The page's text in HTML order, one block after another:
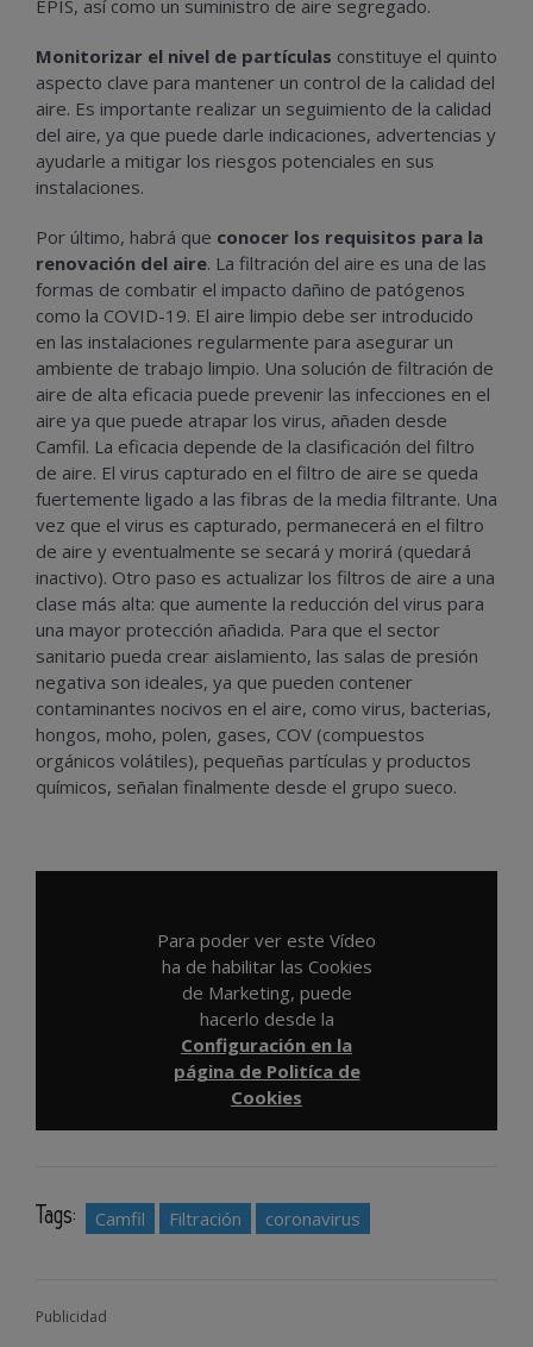
EPIS, así como un suministro de aire segregado.
Monitorizar el nivel de partículas constituye el quinto
aspecto clave para mantener un control de la calidad del
aire. Es importante realizar un seguimiento de la calidad
del aire, ya que puede darle indicaciones, advertencias y
ayudarle a mitigar los riesgos potenciales en sus
instalaciones.
Por último, habrá que conocer los requisitos para la
renovación del aire. La filtración del aire es una de las
formas de combatir el impacto dañino de patógenos
como la COVID-19. El aire limpio debe ser introducido
en las instalaciones regularmente para asegurar un
ambiente de trabajo limpio. Una solución de filtración de
aire de alta eficacia puede prevenir las infecciones en el
aire ya que puede atrapar los virus, añaden desde
Camfil. La eficacia depende de la clasificación del filtro
de aire. El virus capturado en el filtro de aire se queda
fuertemente ligado a las fibras de la media filtrante. Una
vez que el virus es capturado, permanecerá en el filtro
de aire y eventualmente se secará y morirá (quedará
inactivo). Otro paso es actualizar los filtros de aire a una
clase más alta: que aumente la reducción del virus para
una mayor protección añadida. Para que el sector
sanitario pueda crear aislamiento, las salas de presión
negativa son ideales, ya que pueden contener
contaminantes nocivos en el aire, como virus, bacterias,
hongos, moho, polen, gases, COV (compuestos
orgánicos volátiles), pequeñas partículas y productos
químicos, señalan finalmente desde el grupo sueco.
Para poder ver este Vídeo
ha de habilitar las Cookies
de Marketing, puede
hacerlo desde la
Configuración en la
página de Politíca de
Cookies
Tags: Camfil Filtración coronavirus
Publicidad